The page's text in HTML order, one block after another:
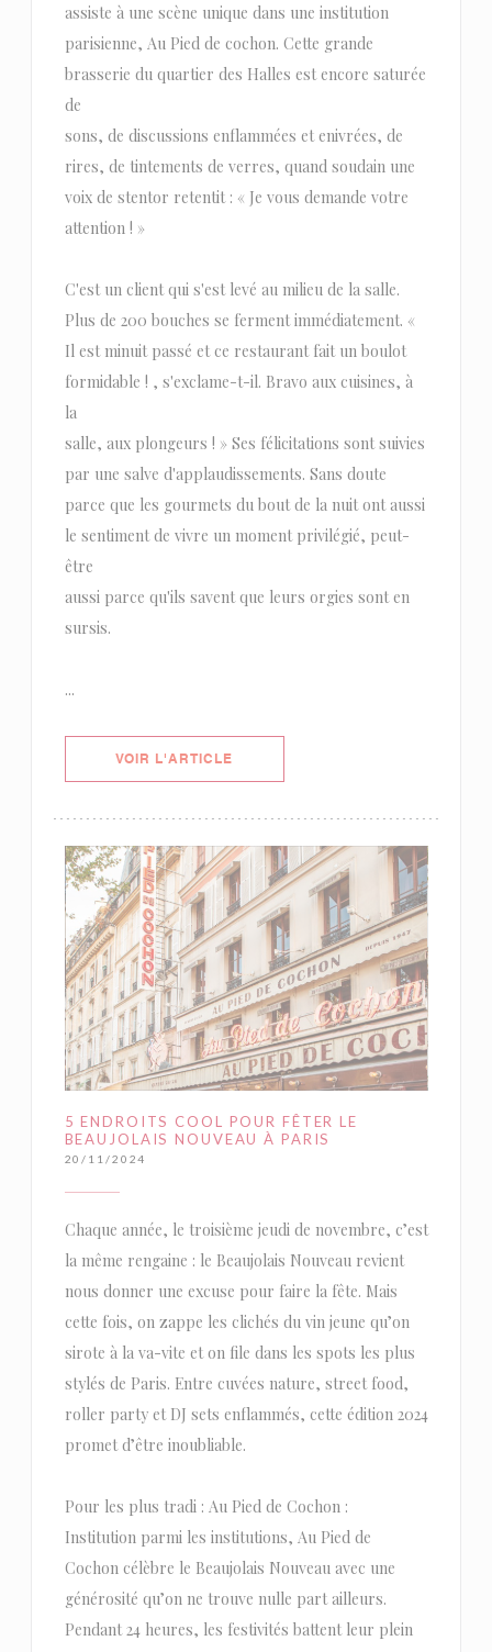
assiste à une scène unique dans une institution
parisienne, Au Pied de cochon. Cette grande
brasserie du quartier des Halles est encore saturée
de
sons, de discussions enflammées et enivrées, de
rires, de tintements de verres, quand soudain une
voix de stentor retentit : « Je vous demande votre
attention ! »
C'est un client qui s'est levé au milieu de la salle.
Plus de 200 bouches se ferment immédiatement. «
Il est minuit passé et ce restaurant fait un boulot
formidable ! , s'exclame-t-il. Bravo aux cuisines, à
la
salle, aux plongeurs ! » Ses félicitations sont suivies
par une salve d'applaudissements. Sans doute
parce que les gourmets du bout de la nuit ont aussi
le sentiment de vivre un moment privilégié, peut-
être
aussi parce qu'ils savent que leurs orgies sont en
sursis.
...
VOIR L'ARTICLE
5 ENDROITS COOL POUR FÊTER LE
BEAUJOLAIS NOUVEAU À PARIS
20/11/2024
Chaque année, le troisième jeudi de novembre, c’est
la même rengaine : le Beaujolais Nouveau revient
nous donner une excuse pour faire la fête. Mais
cette fois, on zappe les clichés du vin jeune qu’on
sirote à la va-vite et on file dans les spots les plus
stylés de Paris. Entre cuvées nature, street food,
roller party et DJ sets enflammés, cette édition 2024
promet d’être inoubliable.
Pour les plus tradi : Au Pied de Cochon :
Institution parmi les institutions, Au Pied de
Cochon célèbre le Beaujolais Nouveau avec une
générosité qu’on ne trouve nulle part ailleurs.
Pendant 24 heures, les festivités battent leur plein